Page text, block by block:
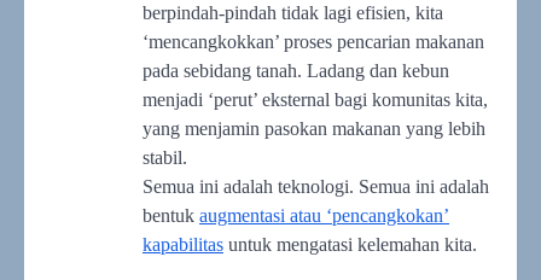
berpindah-pindah tidak lagi efisien, kita
‘mencangkokkan’ proses pencarian makanan
pada sebidang tanah. Ladang dan kebun
menjadi ‘perut’ eksternal bagi komunitas kita,
yang menjamin pasokan makanan yang lebih
stabil.
Semua ini adalah teknologi. Semua ini adalah
bentuk augmentasi atau ‘pencangkokan’
kapabilitas untuk mengatasi kelemahan kita.